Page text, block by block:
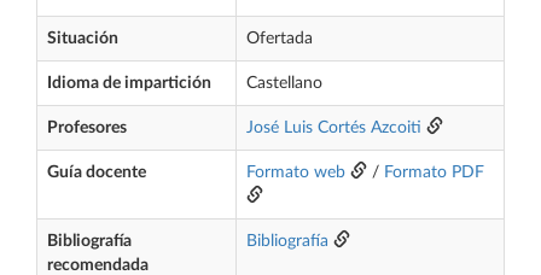
Situación Ofertada
Idioma de impartición Castellano
Profesores José Luis Cortés Azcoiti
Guía docente Formato web / Formato PDF
Bibliografía
recomendada
Bibliografía